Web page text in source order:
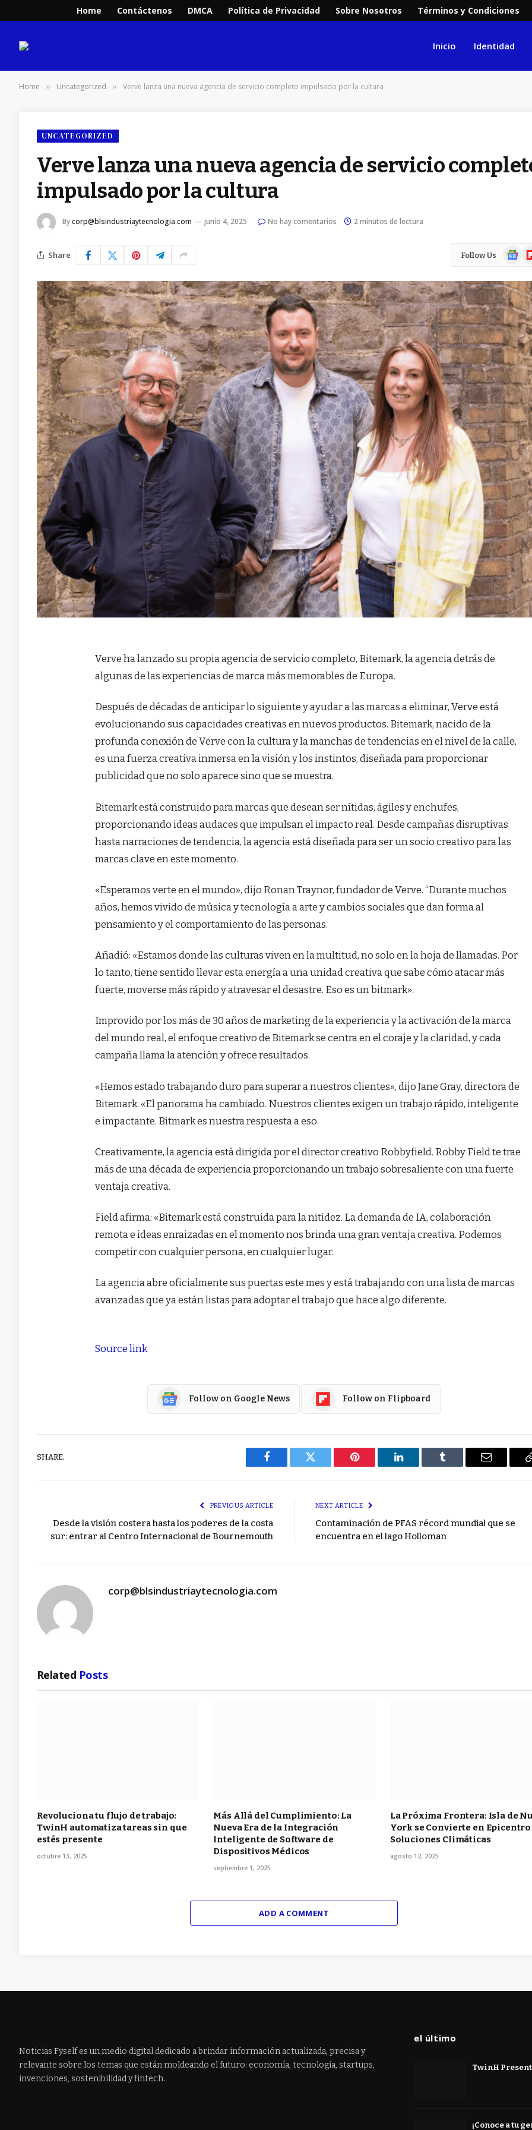
Home Contáctenos DMCA Política de Privacidad Sobre Nosotros Términos y Condiciones
Inicio Identidad
Home » Uncategorized » Verve lanza una nueva agencia de servicio completo impulsado por la cultura
UNCATEGORIZED
Verve lanza una nueva agencia de servicio
impulsado por la cultura
Bycorp@blsindustriaytecnologia.com junio 4, 2025 No hay comentarios 2 minutos de lectura
Share Follow Us
Google
Verve ha lanzado su propia agencia de servicio completo, Bitemark, la agencia detrás de
algunas de las experiencias de marca más memorables de Europa.
Después de décadas de anticipar lo siguiente y ayudar a las marcas a eliminar, Verve está
evolucionando sus capacidades creativas en nuevos productos. Bitemark, nacido de la
profunda conexión de Verve con la cultura y la manchas de tendencias en el nivel de la calle,
es una fuerza creativa inmersa en la visión y los instintos, diseñada para proporcionar
publicidad que no solo aparece sino que se muestra.
Bitemark está construido para marcas que desean ser nítidas, ágiles y enchufes,
proporcionando ideas audaces que impulsan el impacto real. Desde campañas disruptivas
hasta narraciones de tendencia, la agencia está diseñada para ser un socio creativo para las
marcas clave en este momento.
«Esperamos verte en el mundo», dijo Ronan Traynor, fundador de Verve. “Durante muchos
años, hemos vivido de música y tecnología a arte y cambios sociales que dan forma al
pensamiento y el comportamiento de las personas.
Añadió: «Estamos donde las culturas viven en la multitud, no solo en la hoja de llamadas. Por
lo tanto, tiene sentido llevar esta energía a una unidad creativa que sabe cómo atacar más
fuerte, moverse más rápido y atravesar el desastre. Eso es un bitmark».
Improvido por los más de 30 años de marketing de la experiencia y la activación de la marca
del mundo real, el enfoque creativo de Bitemark se centra en el coraje y la claridad, y cada
campaña llama la atención y ofrece resultados.
«Hemos estado trabajando duro para superar a nuestros clientes», dijo Jane Gray, directora de
Bitemark. «El panorama ha cambiado. Nuestros clientes exigen un trabajo rápido, inteligente
e impactante. Bitmark es nuestra respuesta a eso.
Creativamente, la agencia está dirigida por el director creativo Robbyfield. Robby Field te trae
más de una década de experiencia proporcionando un trabajo sobresaliente con una fuerte
ventaja creativa.
Field afirma: «Bitemark está construida para la nitidez. La demanda de IA, colaboración
remota e ideas enraizadas en el momento nos brinda una gran ventaja creativa. Podemos
competir con cualquier persona, en cualquier lugar.
La agencia abre oficialmente sus puertas este mes y está trabajando con una lista de marcas
avanzadas que ya están listas para adoptar el trabajo que hace algo diferente.
Source link
Follow on Google News Follow on Flipboard
SHARE.
Facebook Twitter Pinterest LinkedIn Tumblr Email
PREVIOUS ARTICLE
Desde la visión costera hasta los poderes de la costa
sur: entrar al Centro Internacional de Bournemouth
NEXT ARTICLE
Contaminación de PFAS récord mundial que se
encuentra en el lago Holloman
corp@blsindustriaytecnologia.com
Related Posts
Revoluciona tu flujo de trabajo:
TwinH automatiza tareas sin que
estés presente
octubre 13, 2025
Más Allá del Cumplimiento: La
Nueva Era de la Integración
Inteligente de Software de
Dispositivos Médicos
septiembre 1, 2025
La Próxima Frontera: Isla de
York se Convierte en Epicentro
Soluciones Climáticas
agosto 12, 2025
ADD A COMMENT
Noticias Fyself es un medio digital dedicado a brindar información actualizada, precisa y
relevante sobre los temas que están moldeando el futuro: economía, tecnología, startups,
invenciones, sostenibilidad y fintech.
el último
TwinH
¡Conoce a tu